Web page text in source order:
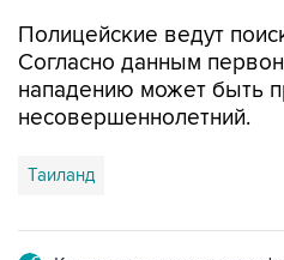
Полицейские ведут
Согласно данным
нападению может быть
несовершеннолетний.
Таиланд